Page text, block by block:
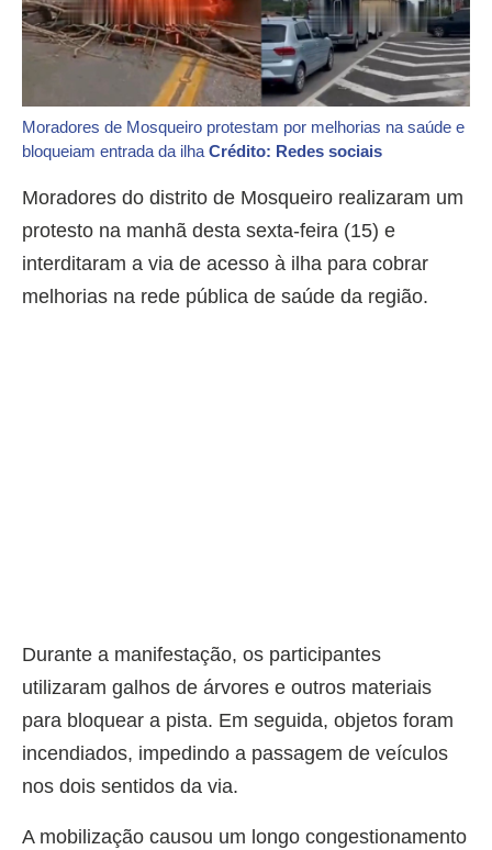
Moradores de Mosqueiro protestam por melhorias na saúde e
bloqueiam entrada da ilha Crédito: Redes sociais
Moradores do distrito de Mosqueiro realizaram um
protesto na manhã desta sexta-feira (15) e
interditaram a via de acesso à ilha para cobrar
melhorias na rede pública de saúde da região.
Durante a manifestação, os participantes
utilizaram galhos de árvores e outros materiais
para bloquear a pista. Em seguida, objetos foram
incendiados, impedindo a passagem de veículos
nos dois sentidos da via.
A mobilização causou um longo congestionamento